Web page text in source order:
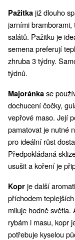
Pažitka již dlouho
jarními bramborami,
salátů. Pažitku je
semena preferují
zhruba 3 týdny.
týdnů.
Majoránka se
dochucení čočky,
vepřové maso. Její
pamatovat je nutné
pro ideální růst
Předpokládaná
usušit a koření je
Kopr je další
příchodem
miluje hodně světla.
rybám i masu, kopr
potřebuje kyselou